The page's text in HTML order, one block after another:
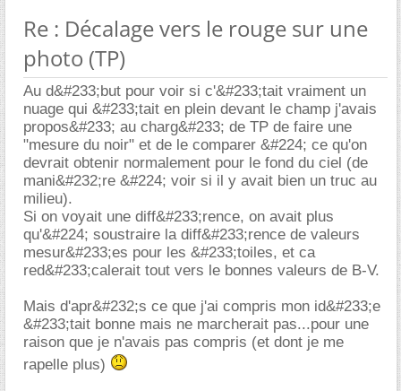
Re : Décalage vers le rouge sur une
photo (TP)
Au d&#233;but pour voir si c'&#233;tait vraiment un
nuage qui &#233;tait en plein devant le champ j'avais
propos&#233; au charg&#233; de TP de faire une
"mesure du noir" et de le comparer &#224; ce qu'on
devrait obtenir normalement pour le fond du ciel (de
mani&#232;re &#224; voir si il y avait bien un truc au
milieu).
Si on voyait une diff&#233;rence, on avait plus
qu'&#224; soustraire la diff&#233;rence de valeurs
mesur&#233;es pour les &#233;toiles, et ca
red&#233;calerait tout vers le bonnes valeurs de B-V.
Mais d'apr&#232;s ce que j'ai compris mon id&#233;e
&#233;tait bonne mais ne marcherait pas...pour une
raison que je n'avais pas compris (et dont je me
rapelle plus)